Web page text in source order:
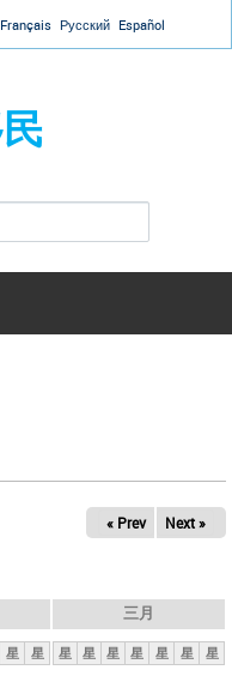
Français Русский Español
« Prev Next »
星 星
三月
星 星 星 星 星 星 星